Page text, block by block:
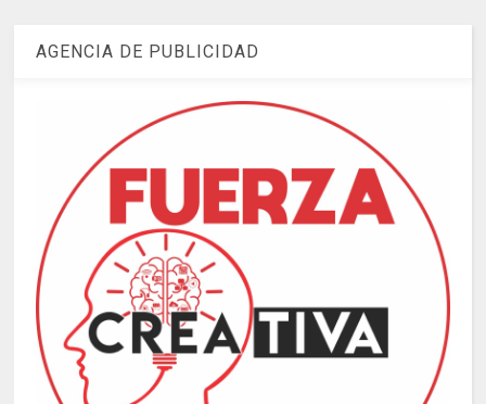
AGENCIA DE PUBLICIDAD